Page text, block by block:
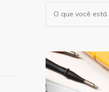
Procurando
algo?